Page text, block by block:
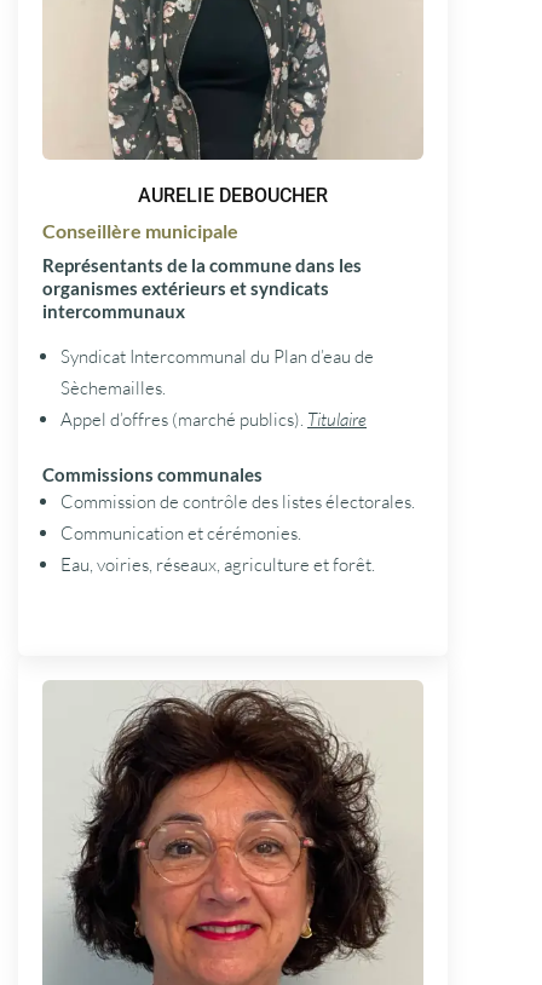
AURELIE DEBOUCHER
Conseillère municipale
Représentants de la commune dans les
organismes extérieurs et syndicats
intercommunaux
Syndicat Intercommunal du Plan d’eau de
Sèchemailles.
Appel d’offres (marché publics). Titulaire
Commissions communales
Commission de contrôle des listes électorales.
Communication et cérémonies.
Eau, voiries, réseaux, agriculture et forêt.